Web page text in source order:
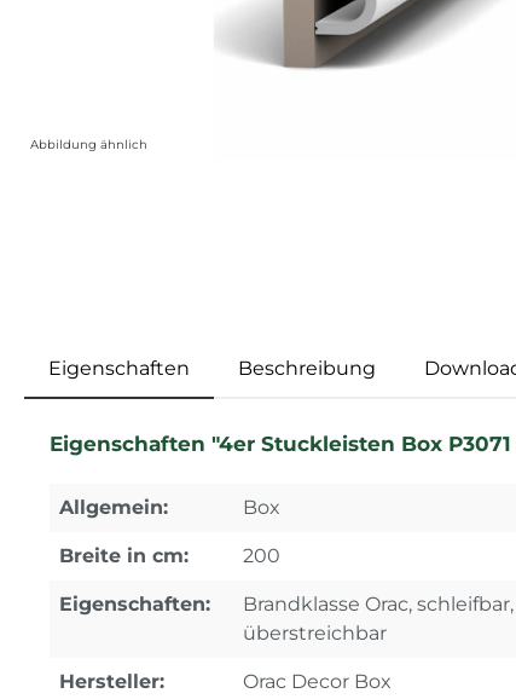
Abbildung ähnlich
Eigenschaften Beschreibung
Eigenschaften "4er Stuckleisten Box
Allgemein: Box
Breite in cm: 200
Eigenschaften:
Brandklasse Orac,
überstreichbar
Hersteller: Orac Decor Box